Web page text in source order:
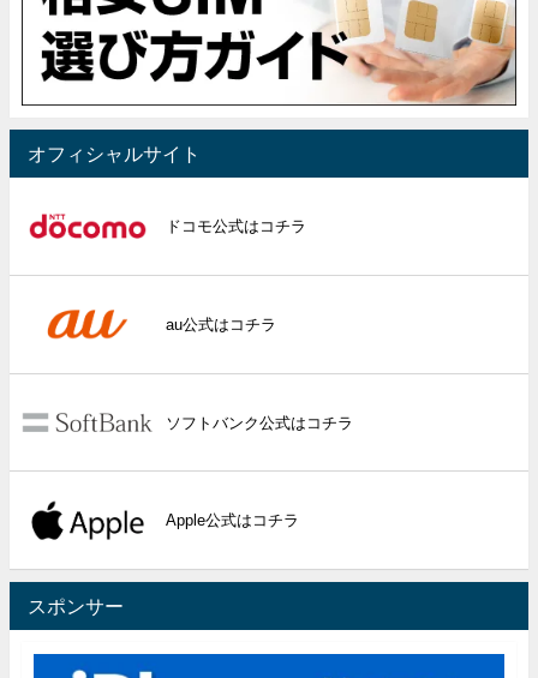
オフィシャルサイト
ドコモ公式はコチラ
au公式はコチラ
ソフトバンク公式はコチラ
Apple公式はコチラ
スポンサー